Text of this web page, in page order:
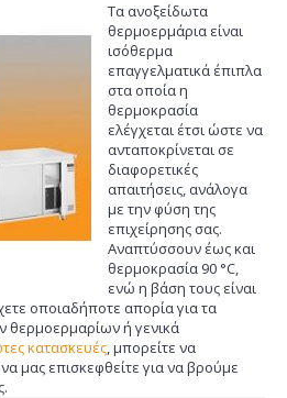
Τα ανοξείδωτα
θερμοερμάρια είναι
ισόθερμα
επαγγελματικά έπιπλα
στα οποία η
θερμοκρασία
ελέγχεται έτσι ώστε να
ανταποκρίνεται σε
διαφορετικές
απαιτήσεις, ανάλογα
με την φύση της
επιχείρησης σας.
Αναπτύσσουν έως και
θερμοκρασία 90 °C,
ενώ η βάση τους είναι
οποιαδήποτε απορία για τα
θερμοερμαρίων ή γενικά
κατασκευές, μπορείτε να
μας επισκεφθείτε για να βρούμε